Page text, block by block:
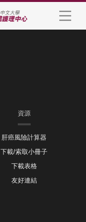
資源
肝癌風險計算器
下載/索取小冊子
下載表格
友好連結